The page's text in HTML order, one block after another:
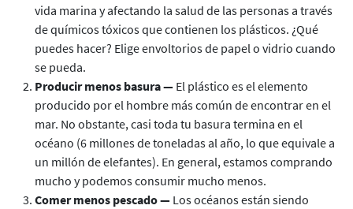
vida marina y afectando la salud de las personas a través
de químicos tóxicos que contienen los plásticos. ¿Qué
puedes hacer? Elige envoltorios de papel o vidrio cuando
se pueda.
Producir menos basura — El plástico es el elemento
producido por el hombre más común de encontrar en el
mar. No obstante, casi toda tu basura termina en el
océano (6 millones de toneladas al año, lo que equivale a
un millón de elefantes). En general, estamos comprando
mucho y podemos consumir mucho menos.
Comer menos pescado — Los océanos están siendo